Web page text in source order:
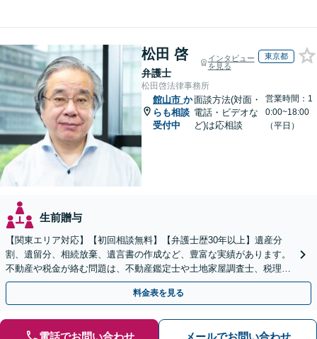
松田 啓
弁護士
インタビュー
を見る
東京都
松田啓法律事務所
館山市 か
らも相談
受付中
面談方法(対面・
電話・ビデオな
ど)は応相談
営業時間：1
0:00~18:00
（平日）
生前贈与
【関東エリア対応】【初回相談無料】【弁護士歴30年以上】遺産分
割、遺留分、相続放棄、遺言書の作成など、豊富な実績があります。
不動産や税金が絡む問題は、不動産鑑定士や土地家屋調査士、税理士
と提携【事前予約で、休日・夜間面談可】【WEB面談可】
料金表を見る
電話でお問い合わせ メールでお問い合わせ